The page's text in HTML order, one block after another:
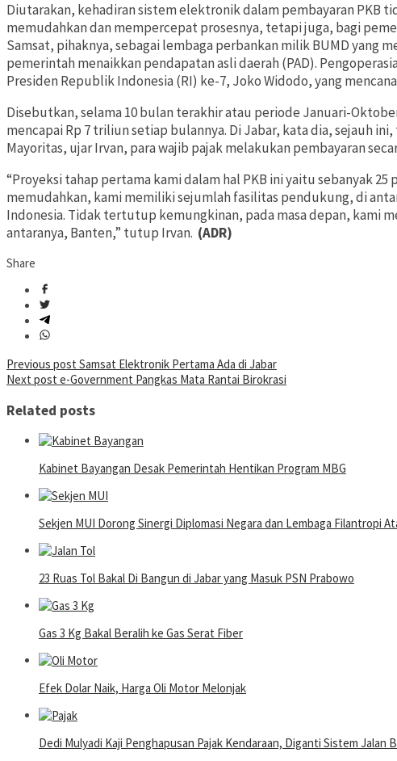
Diutarakan, kehadiran sistem elektronik dalam pembayaran PKB
memudahkan dan mempercepat prosesnya, tetapi juga, bagi
Samsat, pihaknya, sebagai lembaga perbankan milik BUMD yang
pemerintah menaikkan pendapatan asli daerah (PAD).
Presiden Republik Indonesia (RI) ke-7, Joko Widodo, yang
Disebutkan, selama 10 bulan terakhir atau periode Januari-
mencapai Rp 7 triliun setiap bulannya. Di Jabar, kata dia, sejauh
Mayoritas, ujar Irvan, para wajib pajak melakukan pembayaran
“Proyeksi tahap pertama kami dalam hal PKB ini yaitu sebanyak
memudahkan, kami memiliki sejumlah fasilitas pendukung, di
Indonesia. Tidak tertutup kemungkinan, pada masa depan, kami
antaranya, Banten,” tutup Irvan. (ADR)
Share
Post
navigation
Previous post Samsat Elektronik Pertama Ada di Jabar
Next post e-Government Pangkas Mata Rantai Birokrasi
Related posts
Kabinet Bayangan Desak Pemerintah Hentikan Program MBG
Sekjen MUI Dorong Sinergi Diplomasi Negara dan Lembaga Filantropi
23 Ruas Tol Bakal Di Bangun di Jabar yang Masuk PSN Prabowo
Gas 3 Kg Bakal Beralih ke Gas Serat Fiber
Efek Dolar Naik, Harga Oli Motor Melonjak
Dedi Mulyadi Kaji Penghapusan Pajak Kendaraan, Diganti Sistem Jalan